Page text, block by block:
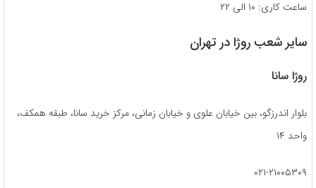
ساعت کاری: ۱۰ الی ۲۲
سایر شعب روژا در تهران
روژا سانا
بلوار اندرزگو، بین خیابان علوی و خیابان زمانی، مرکز خرید سانا، طبقه همکف،
واحد ۱۴
۰۲۱-۲۱۰۰۵۳۰۹